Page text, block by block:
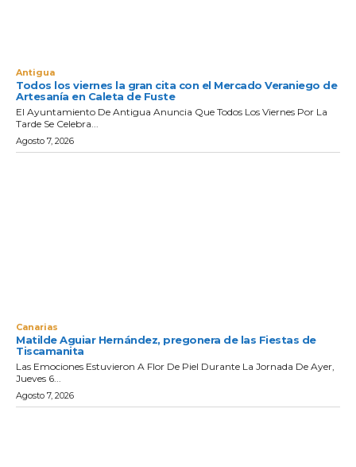
Antigua
Todos los viernes la gran cita con el Mercado Veraniego de
Artesanía en Caleta de Fuste
El Ayuntamiento De Antigua Anuncia Que Todos Los Viernes Por La
Tarde Se Celebra...
Agosto 7, 2026
Canarias
Matilde Aguiar Hernández, pregonera de las Fiestas de
Tiscamanita
Las Emociones Estuvieron A Flor De Piel Durante La Jornada De Ayer,
Jueves 6...
Agosto 7, 2026